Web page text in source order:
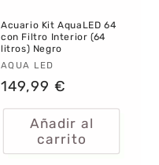
Acuario Kit AquaLED 64
con Filtro Interior (64
litros) Negro
Proveedor:
AQUA LED
Precio
habitual
149,99 €
Añadir al
carrito